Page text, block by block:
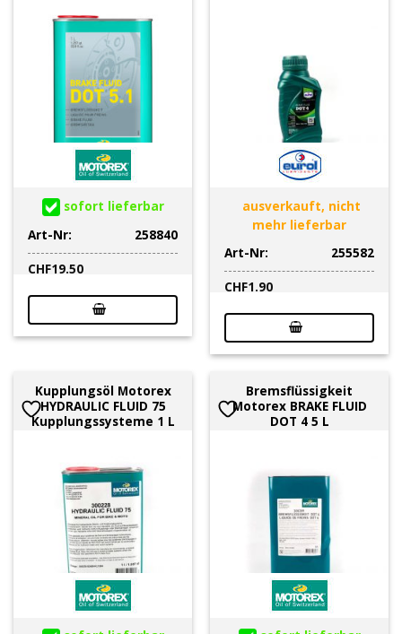
sofort lieferbar
Art-Nr:
258840
CHF19.50
ausverkauft, nicht
mehr lieferbar
Art-Nr:
255582
CHF1.90
Kupplungsöl Motorex
HYDRAULIC FLUID 75
Kupplungssysteme 1 L
Bremsflüssigkeit
Motorex BRAKE FLUID
DOT 4 5 L